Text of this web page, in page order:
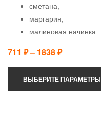
сметана,
маргарин,
малиновая начинка
711 ₽– 1838₽
ВЫБЕРИТЕ ПАРАМЕТРЫ